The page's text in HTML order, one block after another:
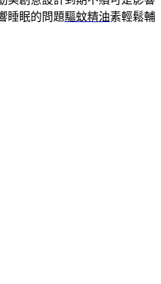
睡眠的問題驅蚊精油素輕鬆輔